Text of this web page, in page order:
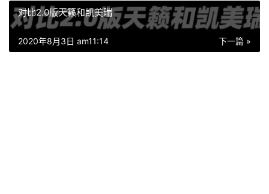
对比2.0版天籁和凯美瑞
下一篇 »
2020年8月3日 am11:14